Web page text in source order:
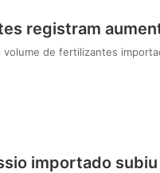
registram
de fertilizantes
importado